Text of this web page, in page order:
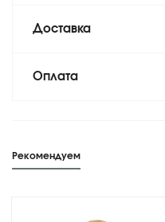
Доставка
Оплата
Рекомендуем